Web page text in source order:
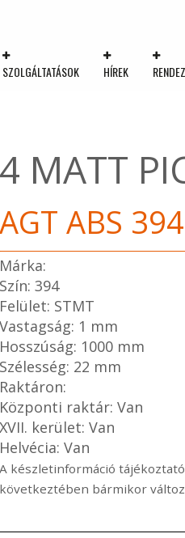
SZOLGÁLTATÁSOK HÍREK
MATT
AGT ABS
Márka:
Szín: 394
Felület: STMT
Vastagság: 1 mm
Hosszúság: 1000 mm
Szélesség: 22 mm
Raktáron:
Központi raktár: Van
XVII. kerület: Van
Helvécia: Van
A készletinformáció
következtében bármikor